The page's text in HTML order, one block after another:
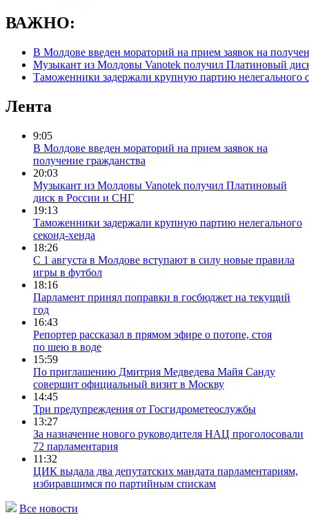
ВАЖНО:
В Молдове введен мораторий на прием заявок на
Музыкант из Молдовы Vanotek получил Платиновый
Таможенники задержали крупную партию нелегального
Лента
9:05
В Молдове введен мораторий на прием заявок на
получение гражданства
20:03
Музыкант из Молдовы Vanotek получил Платиновый
диск в России и СНГ
19:13
Таможенники задержали крупную партию нелегального
секонд-хенда
18:26
С 1 августа в Молдове вступают в силу новые правила
игры в футбол
18:16
Парламент принял поправки в госбюджет на текущий
год
16:43
Репортер рассказал в прямом эфире о потопе, стоя
по шею в воде
15:59
По приглашению Дмитрия Медведева Майя Санду
совершит официальный визит в Москву
14:45
Три предупреждения от Госгидрометеослужбы
13:27
За назначение нового руководителя НАЦ проголосовали
72 парламентария
11:32
ЦИК выдала два депутатских мандата парламентариям,
избиравшимся по партийным спискам
Все новости